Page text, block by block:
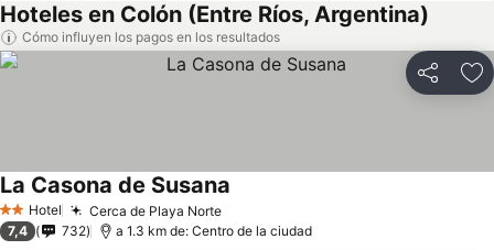
Hoteles en Colón (Entre Ríos, Argentina)
Cómo influyen los pagos en los resultados
Compartir
2 Estrellas
Hotel Cerca de Playa NorteVer precios
La Casona de Susana
7,4 732 a 1.3 km de: Centro de la ciudad